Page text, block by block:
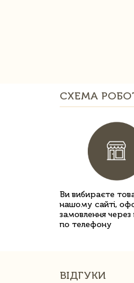
СХЕМА
Ви вибираєте
нашому сайті,
замовлення
по телефону
ВІДГУКИ